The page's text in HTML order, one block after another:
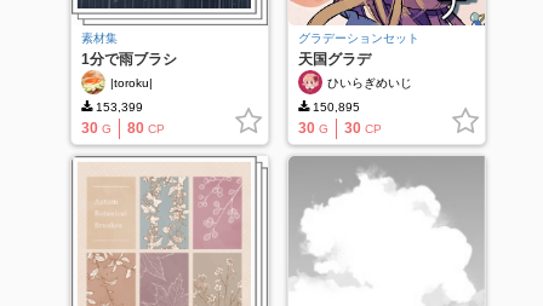
素材集
1分で雨ブラシ
|toroku|
153,399
30 G 80 CP
グラデーションセット
天国グラデ
ひいらぎめいじ
150,895
30 G 30 CP